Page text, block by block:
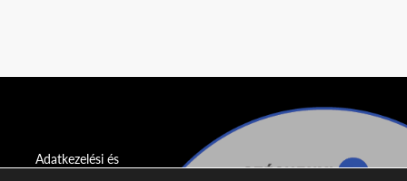
Adatkezelési és